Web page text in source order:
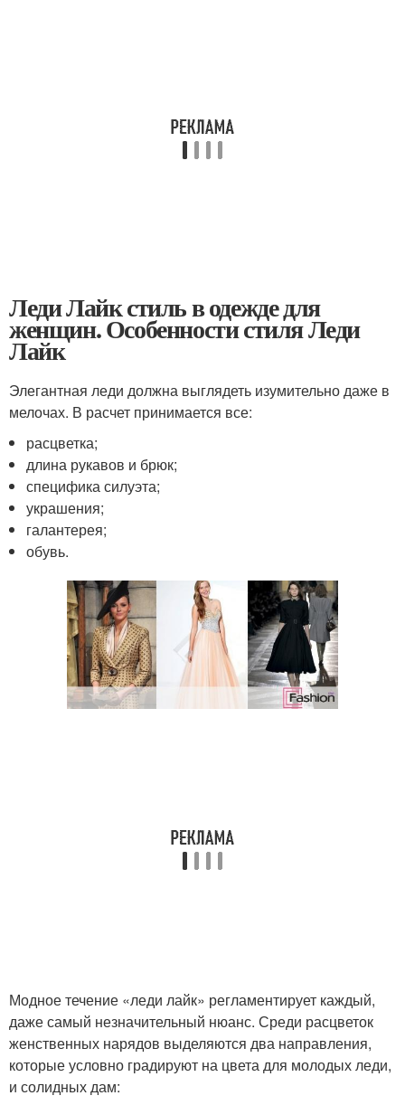
Леди Лайк стиль в одежде для
женщин. Особенности стиля Леди
Лайк
Элегантная леди должна выглядеть изумительно даже в
мелочах. В расчет принимается все:
расцветка;
длина рукавов и брюк;
специфика силуэта;
украшения;
галантерея;
обувь.
Модное течение «леди лайк» регламентирует каждый,
даже самый незначительный нюанс. Среди расцветок
женственных нарядов выделяются два направления,
которые условно градируют на цвета для молодых леди,
и солидных дам: